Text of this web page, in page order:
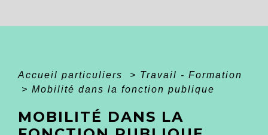
Accueil particuliers > Travail - Formation
> Mobilité dans la fonction publique
MOBILITÉ DANS LA